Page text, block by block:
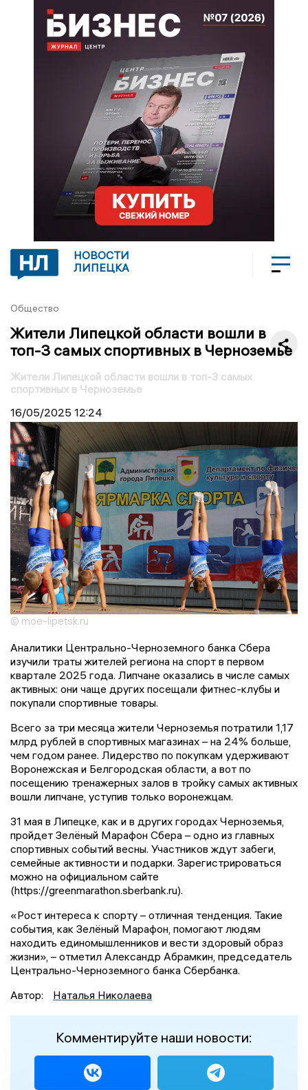
НОВОСТИ
ЛИПЕЦКА
Общество
Жители Липецкой области вошли в
топ-3 самых спортивных в Черноземье
Жители Липецкой области вошли в топ-3 самых
спортивных в Черноземье
16/05/2025 12:24
© moe-lipetsk.ru
Аналитики Центрально-Черноземного банка Сбера
изучили траты жителей региона на спорт в первом
квартале 2025 года. Липчане оказались в числе самых
активных: они чаще других посещали фитнес-клубы и
покупали спортивные товары.
Всего за три месяца жители Черноземья потратили 1,17
млрд рублей в спортивных магазинах – на 24% больше,
чем годом ранее. Лидерство по покупкам удерживают
Воронежская и Белгородская области, а вот по
посещению тренажерных залов в тройку самых активных
вошли липчане, уступив только воронежцам.
31 мая в Липецке, как и в других городах Черноземья,
пройдет Зелёный Марафон Сбера – одно из главных
спортивных событий весны. Участников ждут забеги,
семейные активности и подарки. Зарегистрироваться
можно на официальном сайте
(https://greenmarathon.sberbank.ru).
«Рост интереса к спорту – отличная тенденция. Такие
события, как Зелёный Марафон, помогают людям
находить единомышленников и вести здоровый образ
жизни», – отметил Александр Абрамкин, председатель
Центрально-Черноземного банка Сбербанка.
Автор:
Наталья Николаева
Комментируйте наши новости: